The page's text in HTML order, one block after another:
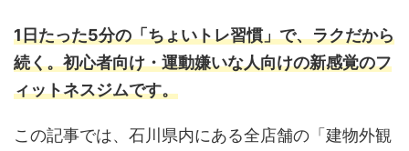
1日たった5分の「ちょいトレ習慣」で、ラクだから
続く。初心者向け・運動嫌いな人向けの新感覚のフ
ィットネスジムです。
この記事では、石川県内にある全店舗の「建物外観